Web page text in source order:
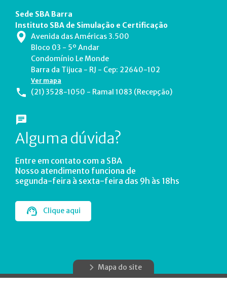
Sede SBA Barra
Instituto SBA de Simulação e Certificação
Avenida das Américas 3.500
Bloco 03 - 5º Andar
Condomínio Le Monde
Barra da Tijuca - RJ - Cep: 22640-102
Ver mapa
(21) 3528-1050 - Ramal 1083 (Recepção)
Alguma dúvida?
Entre em contato com a SBA
Nosso atendimento funciona de
segunda-feira à sexta-feira das 9h às 18hs
Clique aqui
Mapa do site